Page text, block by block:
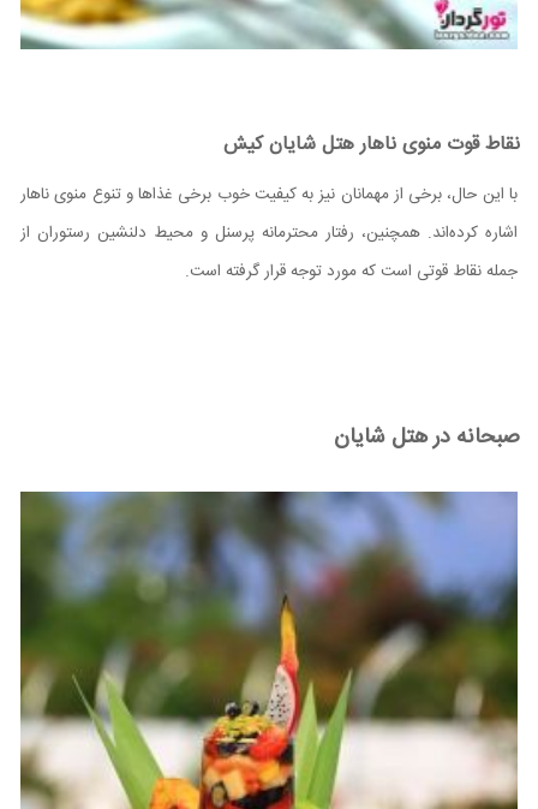
نقاط قوت منوی ناهار هتل شایان کیش
با این حال، برخی از مهمانان نیز به کیفیت خوب برخی غذاها و تنوع منوی ناهار
اشاره کرده‌اند. همچنین، رفتار محترمانه پرسنل و محیط دلنشین رستوران از
جمله نقاط قوتی است که مورد توجه قرار گرفته است.
صبحانه در هتل شایان